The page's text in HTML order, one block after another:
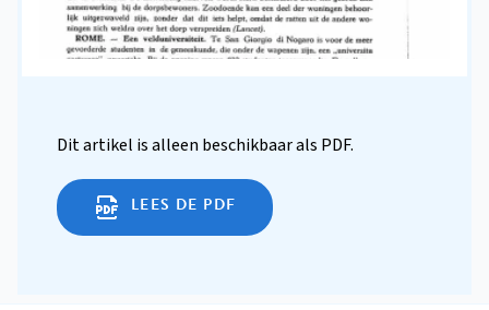
Dit artikel is alleen beschikbaar als PDF.
LEES DE PDF